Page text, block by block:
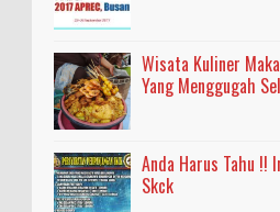
Wisata Kuliner
Yang Menggugah
Anda Harus Tahu !!
Skck